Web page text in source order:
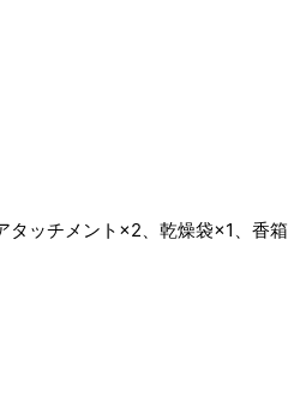
タッチメント×2、乾燥袋×1、香箱